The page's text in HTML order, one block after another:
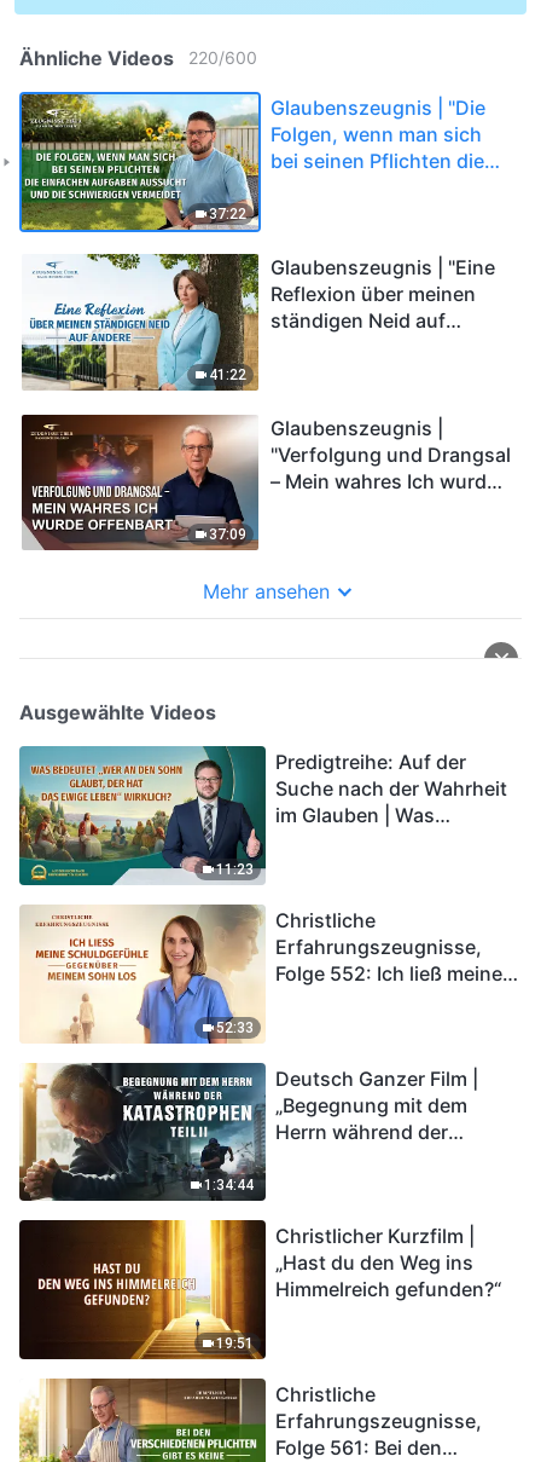
Ähnliche Videos 220/600
37:22
Glaubenszeugnis | "Die
Folgen, wenn man sich
bei seinen Pflichten die
41:22
Glaubenszeugnis | "Eine
Reflexion über meinen
ständigen Neid auf
37:09
Glaubenszeugnis |
"Verfolgung und Drangsal
– Mein wahres Ich wurde
Mehr ansehen
Ausgewählte Videos
11:23
Predigtreihe: Auf der
Suche nach der Wahrheit
im Glauben | Was
52:33
Christliche
Erfahrungszeugnisse,
Folge 552: Ich ließ meine
1:34:44
Deutsch Ganzer Film |
„Begegnung mit dem
Herrn während der
in das Königreich Gottes
eintreten?
19:51
Christlicher Kurzfilm |
„Hast du den Weg ins
Himmelreich gefunden?“
Christliche
Erfahrungszeugnisse,
Folge 561: Bei den